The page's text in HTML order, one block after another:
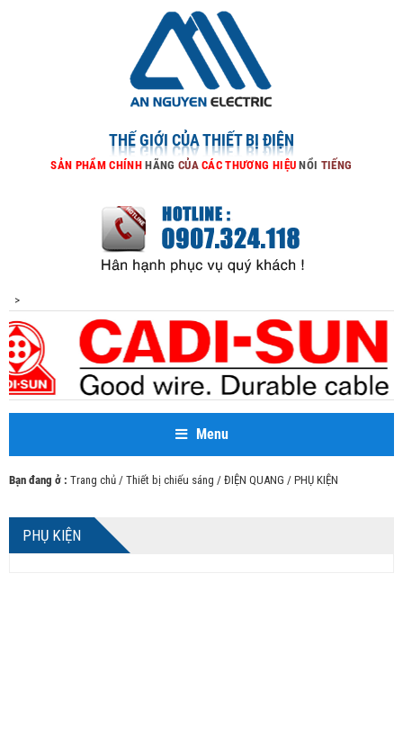
THẾ GIỚI CỦA THIẾT BỊ ĐIỆN
SẢN PHẨM CHÍNH HÃNG CỦA CÁC THƯƠNG HIỆU NỔI TIẾNG
>
Menu
Bạn đang ở : Trang chủ / Thiết bị chiếu sáng / ĐIỆN QUANG / PHỤ KIỆN
PHỤ KIỆN